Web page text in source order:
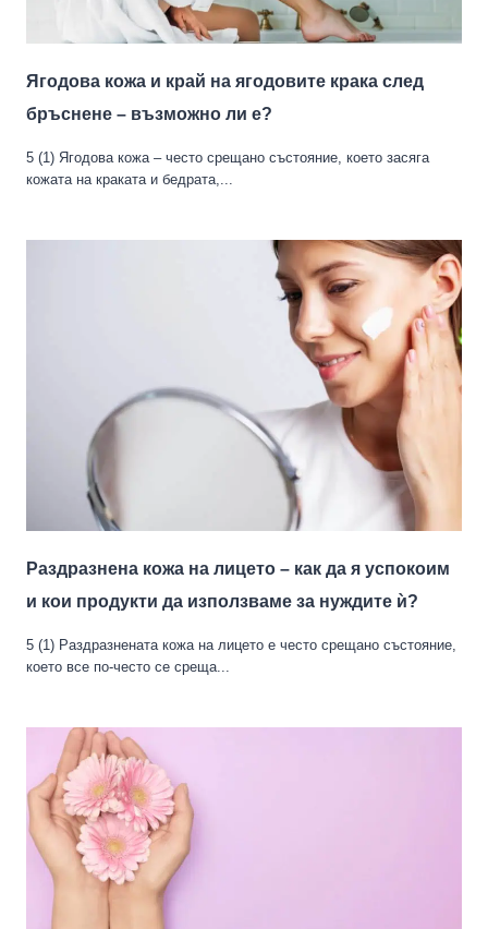
Ягодова кожа и край на ягодовите крака след
бръснене – възможно ли е?
5 (1) Ягодова кожа – често срещано състояние, което засяга
кожата на краката и бедрата,...
Раздразнена кожа на лицето – как да я успокоим
и кои продукти да използваме за нуждите ѝ?
5 (1) Раздразнената кожа на лицето е често срещано състояние,
което все по-често се среща...